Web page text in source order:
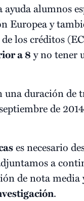
ayuda alumnos
Europea y
los créditos
a 8y no tener
una duración de
de
es necesario
a
de nota media
.